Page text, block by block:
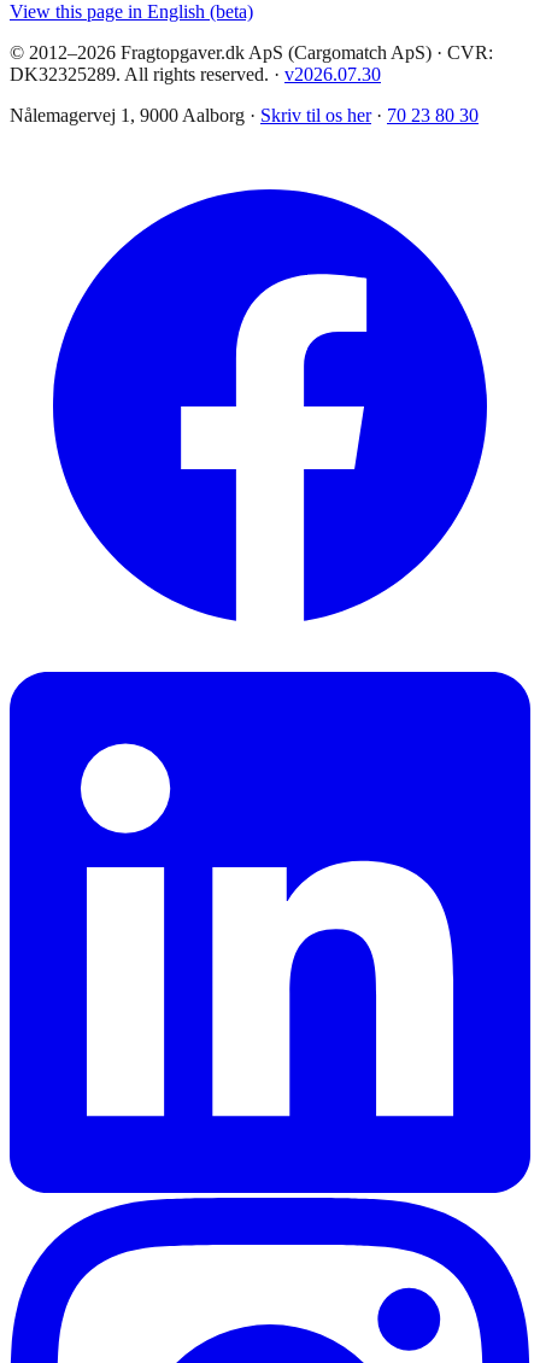
View this page in English (beta)
© 2012–2026 Fragtopgaver.dk ApS (Cargomatch ApS) · CVR:
DK32325289. All rights reserved. · v2026.07.30
Nålemagervej 1, 9000 Aalborg · Skriv til os her · 70 23 80 30